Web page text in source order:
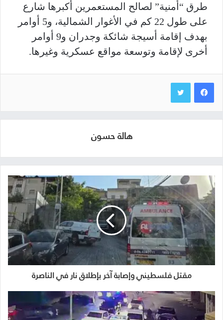
طرق “أمنية” لصالح المستعمرين أكبرها شارع
على طول 22 كم في الأغوار الشمالية، و5 أوامر
بهدف إقامة أسيجة شائكة وجدران و9 أوامر
أخرى لإقامة وتوسعة مواقع عسكرية وغيرها.
هالة حسون
مقتل فلسطيني وإصابة آخر بإطلاق نار في الناصرة